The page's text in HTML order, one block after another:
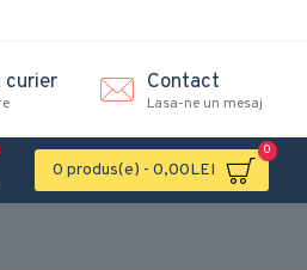
curier Contact
Lasa-ne un mesaj
0 produs(e) - 0,00LEI
0